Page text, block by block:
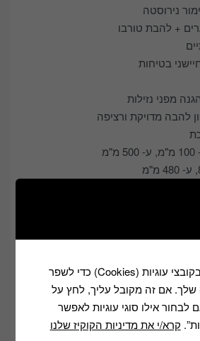
בטיחות
מפני נזילות
להבה מדויקת ורציפה
יצוק
אנחנו משתמשים בקובצי עוגיות (Cookies) כדי לשפר
שלך. אם זה מקובל עליך, לחץ על
לבחור אילו סוגי עוגיות לאפשר
קרא/י את מדיניות הקוקיז שלנו